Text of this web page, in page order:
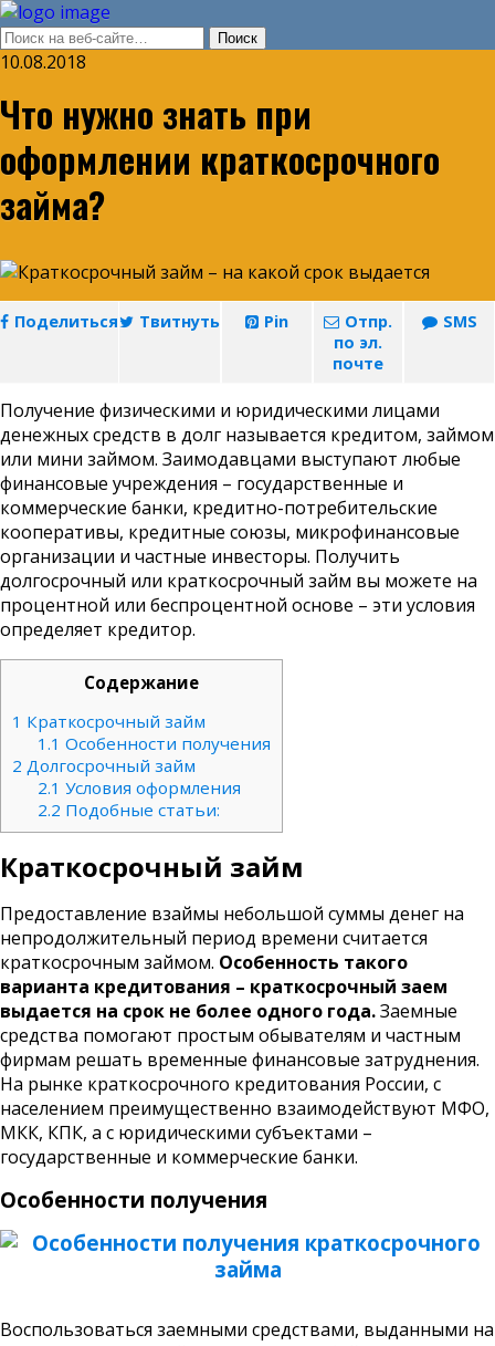
10.08.2018
Что нужно знать при
оформлении краткосрочного
займа?
Поделиться Твитнуть Pin
Отпр.
по эл.
почте
SMS
Получение физическими и юридическими лицами
денежных средств в долг называется кредитом, займом
или мини займом. Заимодавцами выступают любые
финансовые учреждения – государственные и
коммерческие банки, кредитно-потребительские
кооперативы, кредитные союзы, микрофинансовые
организации и частные инвесторы. Получить
долгосрочный или краткосрочный займ вы можете на
процентной или беспроцентной основе – эти условия
определяет кредитор.
Содержание
1 Краткосрочный займ
1.1 Особенности получения
2 Долгосрочный займ
2.1 Условия оформления
2.2 Подобные статьи:
Краткосрочный займ
Предоставление взаймы небольшой суммы денег на
непродолжительный период времени считается
краткосрочным займом. Особенность такого
варианта кредитования – краткосрочный заем
выдается на срок не более одного года.Заемные
средства помогают простым обывателям и частным
фирмам решать временные финансовые затруднения.
На рынке краткосрочного кредитования России, с
населением преимущественно взаимодействуют МФО,
МКК, КПК, а с юридическими субъектами –
государственные и коммерческие банки.
Особенности получения
Воспользоваться заемными средствами, выданными на